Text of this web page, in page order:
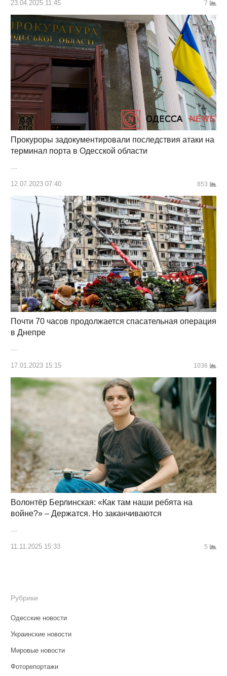
23.04.2025 11:45 7
Прокуроры задокументировали последствия атаки на
терминал порта в Одесской области
…
12.07.2023 07:40 853
Почти 70 часов продолжается спасательная операция
в Днепре
17.01.2023 15:15 1036
Волонтёр Берлинская: «Как там наши ребята на
войне?» – Держатся. Но заканчиваются
…
11.11.2025 15:33 5
Рубрики
Одесские новости
Украинские новости
Мировые новости
Фоторепортажи